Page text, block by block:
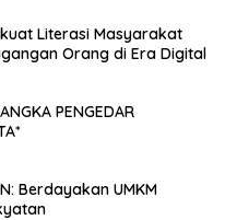
Literasi Masyarakat
Orang di Era Digital
PENGEDAR
Berdayakan UMKM